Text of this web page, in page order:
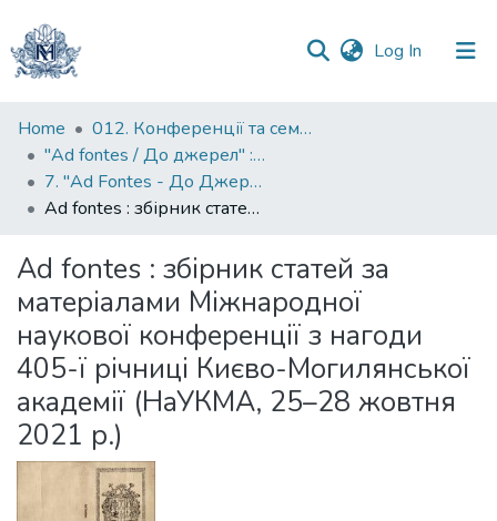
Log In (current)
Communities
&
Collections
Statistics
Home
012. Конференції та семінари НаУКМА
"Ad fontes / До джерел" : матеріали конференцій до ювілейних дат Києво-Могилянської академії
7. "Ad Fontes - До Джерел": Міжнародна наукова конференція з нагоди 405-ї річниці заснування Києво-Могилянської академії
Ad fontes : збірник статей за матеріалами Міжнародної наукової конференції з нагоди 405-ї річниці Києво-Могилянської академії (НаУКМА, 25–28 жовтня 2021 р.)
Ad fontes : збірник статей за
матеріалами Міжнародної
наукової конференції з нагоди
405-ї річниці Києво-Могилянської
академії (НаУКМА, 25–28 жовтня
2021 р.)